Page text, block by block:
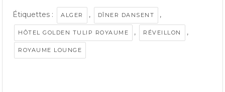
Étiquettes : ALGER , DÎNER DANSENT ,
HÔTEL GOLDEN TULIP ROYAUME , RÉVEILLON ,
ROYAUME LOUNGE